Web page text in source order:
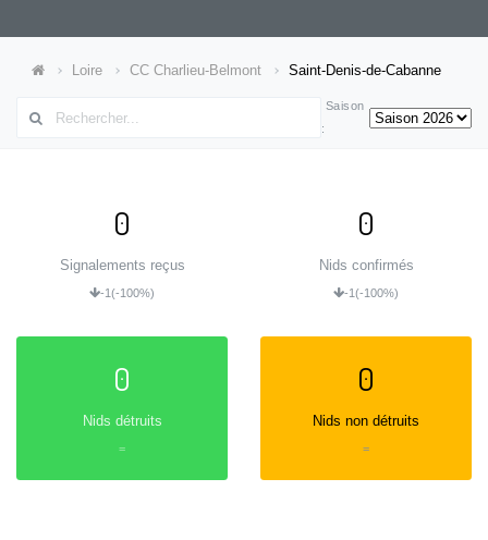
Loire CC Charlieu-Belmont Saint-Denis-de-Cabanne
Saison
:
0
Signalements reçus
-1(-100%)
0
Nids confirmés
-1(-100%)
0
Nids détruits
=
0
Nids non détruits
=